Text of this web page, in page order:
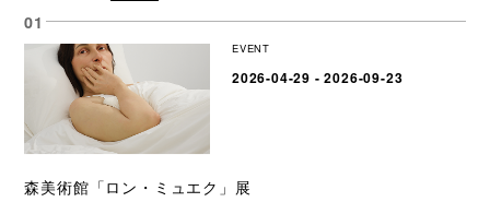
EVENT
2026-04-29 - 2026-09-23
森美術館「ロン・ミュエク」展